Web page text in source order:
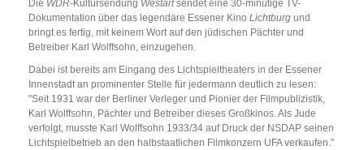
Die WDR-Kultursendung Westartsendet eine 30-minütige TV-
Dokumentation über das legendäre Essener Kino Lichtburg und
bringt es fertig, mit keinem Wort auf den jüdischen Pächter und
Betreiber Karl Wolffsohn, einzugehen.
Dabei ist bereits am Eingang des Lichtspieltheaters in der Essener
Innenstadt an prominenter Stelle für jedermann deutlich zu lesen:
"Seit 1931 war der Berliner Verleger und Pionier der Filmpublizistik,
Karl Wolffsohn, Pächter und Betreiber dieses Großkinos. Als Jude
verfolgt, musste Karl Wolffsohn 1933/34 auf Druck der NSDAP seinen
Lichtspielbetrieb an den halbstaatlichen Filmkonzern UFA verkaufen."